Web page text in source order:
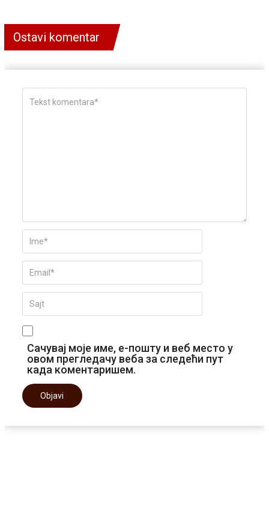
Ostavi komentar
Сачувај моје име, е-пошту и веб место у
овом прегледачу веба за следећи пут
када коментаришем.